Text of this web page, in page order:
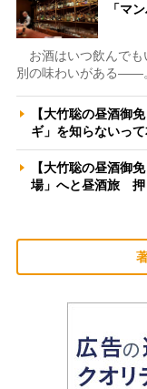
「マ
お酒はいつ飲んでも
別の味わいがある――
【大竹聡の昼酒御
ギ」を知らないっ
【大竹聡の昼酒御
場」へと昼酒旅